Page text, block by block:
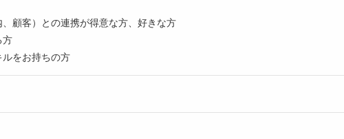
顧客）との連携が得意な方、好きな方
方
をお持ちの方